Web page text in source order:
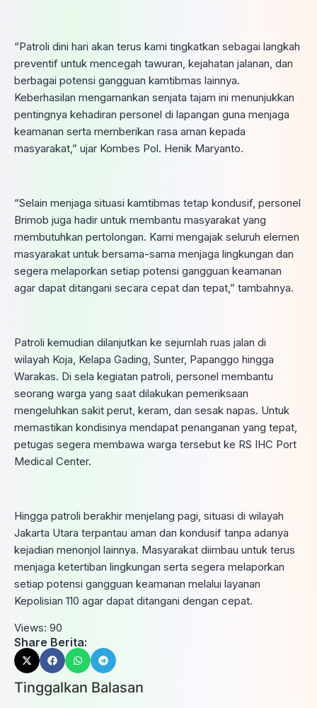
“Patroli dini hari akan terus kami tingkatkan sebagai langkah
preventif untuk mencegah tawuran, kejahatan jalanan, dan
berbagai potensi gangguan kamtibmas lainnya.
Keberhasilan mengamankan senjata tajam ini menunjukkan
pentingnya kehadiran personel di lapangan guna menjaga
keamanan serta memberikan rasa aman kepada
masyarakat,” ujar Kombes Pol. Henik Maryanto.
“Selain menjaga situasi kamtibmas tetap kondusif, personel
Brimob juga hadir untuk membantu masyarakat yang
membutuhkan pertolongan. Kami mengajak seluruh elemen
masyarakat untuk bersama-sama menjaga lingkungan dan
segera melaporkan setiap potensi gangguan keamanan
agar dapat ditangani secara cepat dan tepat,” tambahnya.
Patroli kemudian dilanjutkan ke sejumlah ruas jalan di
wilayah Koja, Kelapa Gading, Sunter, Papanggo hingga
Warakas. Di sela kegiatan patroli, personel membantu
seorang warga yang saat dilakukan pemeriksaan
mengeluhkan sakit perut, keram, dan sesak napas. Untuk
memastikan kondisinya mendapat penanganan yang tepat,
petugas segera membawa warga tersebut ke RS IHC Port
Medical Center.
Hingga patroli berakhir menjelang pagi, situasi di wilayah
Jakarta Utara terpantau aman dan kondusif tanpa adanya
kejadian menonjol lainnya. Masyarakat diimbau untuk terus
menjaga ketertiban lingkungan serta segera melaporkan
setiap potensi gangguan keamanan melalui layanan
Kepolisian 110 agar dapat ditangani dengan cepat.
Views: 90
Share Berita:
Tinggalkan Balasan